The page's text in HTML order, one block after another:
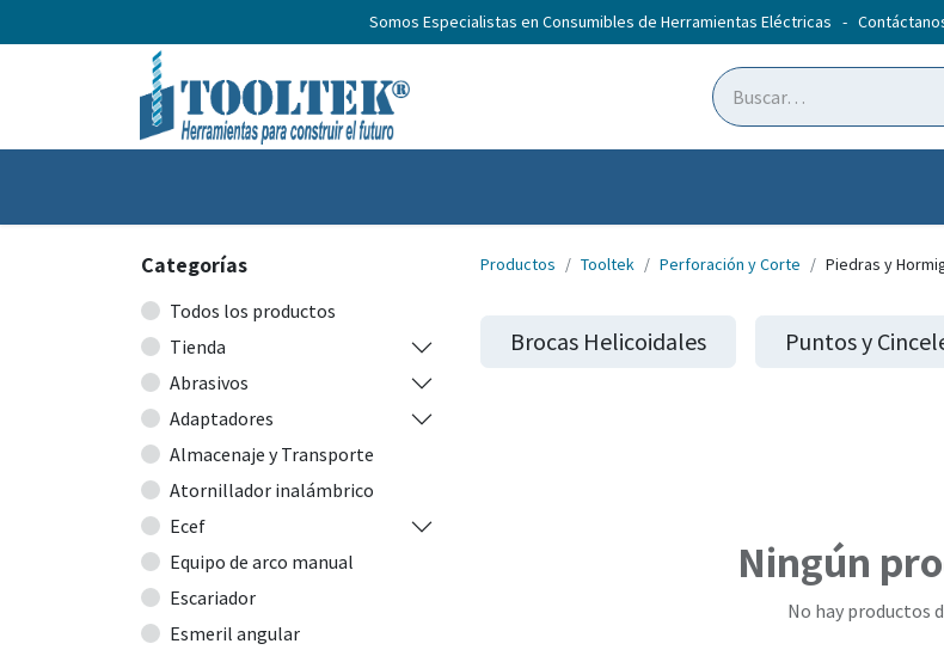
Somos Especialistas en Consumibles de Herramientas Eléctricas -
Categorías
Todos los productos
Tienda
Abrasivos
Adaptadores
Almacenaje y Transporte
Atornillador inalámbrico
Ecef
Equipo de arco manual
Escariador
Esmeril angular
Productos Tooltek Perforación y Corte Piedras y
Brocas Helicoidales Puntos y
Ningún
No hay productos